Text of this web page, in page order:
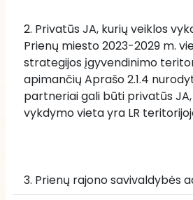
2. Privatūs JA, kurių veiklos
Prienų miesto 2023-2029 m.
strategijos įgyvendinimo
apimančių Aprašo 2.1.4
partneriai gali būti privatūs
vykdymo vieta yra LR
3. Prienų rajono savivaldybės